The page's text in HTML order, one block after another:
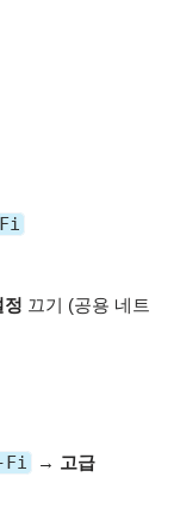
정 끄기 (공용 네트
Fi → 고급